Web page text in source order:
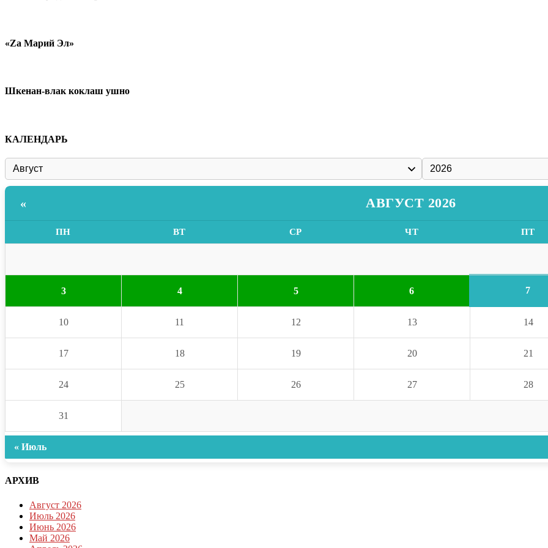
«Zа Марий Эл»
Шкенан-влак коклаш ушно
КАЛЕНДАРЬ
« АВГУСТ 2026
ПН ВТ СР ЧТ ПТ
3 4 5 6 7
10 11 12 13 14
17 18 19 20 21
24 25 26 27 28
31
« Июль
АРХИВ
Август 2026
Июль 2026
Июнь 2026
Май 2026